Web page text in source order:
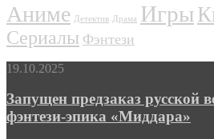
Аниме Детектив Драма Игры
Сериалы Фэнтези
Запущен
русской
версии
настольного
19.10.2025
Запущен предзаказ русской
фэнтези-эпика «Миддара»